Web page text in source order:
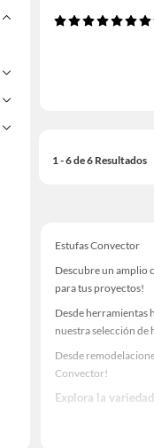
1 - 6 de 6 Resultados
Estufas Convector
Descubre un amplio
para tus proyectos!
Desde herramientas
nuestra selección de
Desde
Convector!
Explora la
Herramientas,